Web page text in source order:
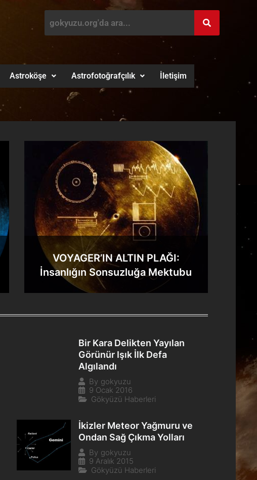
Astroköşe Astrofotoğrafçılık İletişim
VOYAGER’IN ALTIN PLAĞI:
İnsanlığın Sonsuzluğa Mektubu
Bir Kara Delikten Yayılan
Görünür Işık İlk Defa
Algılandı
By gokyuzu
9 Ocak 2016
Gökyüzü Haberleri
İkizler Meteor Yağmuru ve
Ondan Sağ Çıkma Yolları
By gokyuzu
9 Aralık 2015
Gökyüzü Haberleri